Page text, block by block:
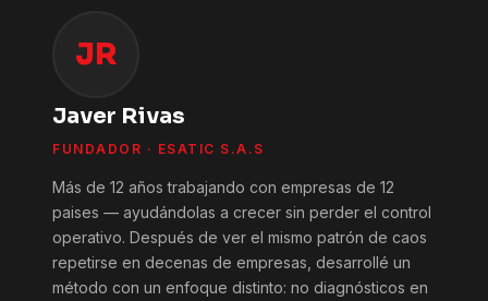
JR
Javer Rivas
FUNDADOR · ESATIC S.A.S
Más de 12 años trabajando con empresas de 12
paises — ayudándolas a crecer sin perder el control
operativo. Después de ver el mismo patrón de caos
repetirse en decenas de empresas, desarrollé un
método con un enfoque distinto: no diagnósticos en